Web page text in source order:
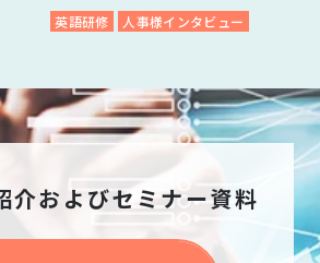
英語研修 人事様インタビュー
介およびセミナー資料